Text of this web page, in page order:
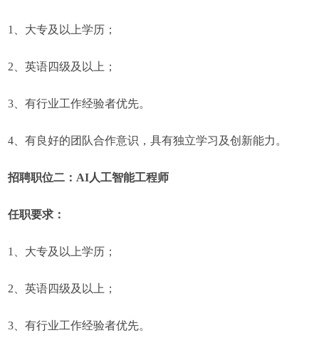
1、大专及以上学历；
2、英语四级及以上；
3、有行业工作经验者优先。
4、有良好的团队合作意识，具有独立学习及创新能力。
招聘职位二：AI人工智能工程师
任职要求：
1、大专及以上学历；
2、英语四级及以上；
3、有行业工作经验者优先。